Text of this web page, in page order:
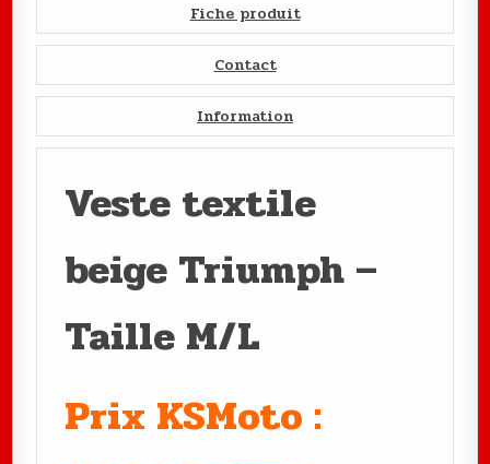
Fiche produit
Contact
Information
Veste textile
beige Triumph –
Taille M/L
Prix KSMoto :